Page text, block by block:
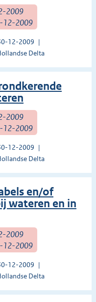
2009
12-2009
12-2009
Delta
2009
12-2009
12-2009
Delta
en/of
wateren en in
2009
12-2009
12-2009
Delta